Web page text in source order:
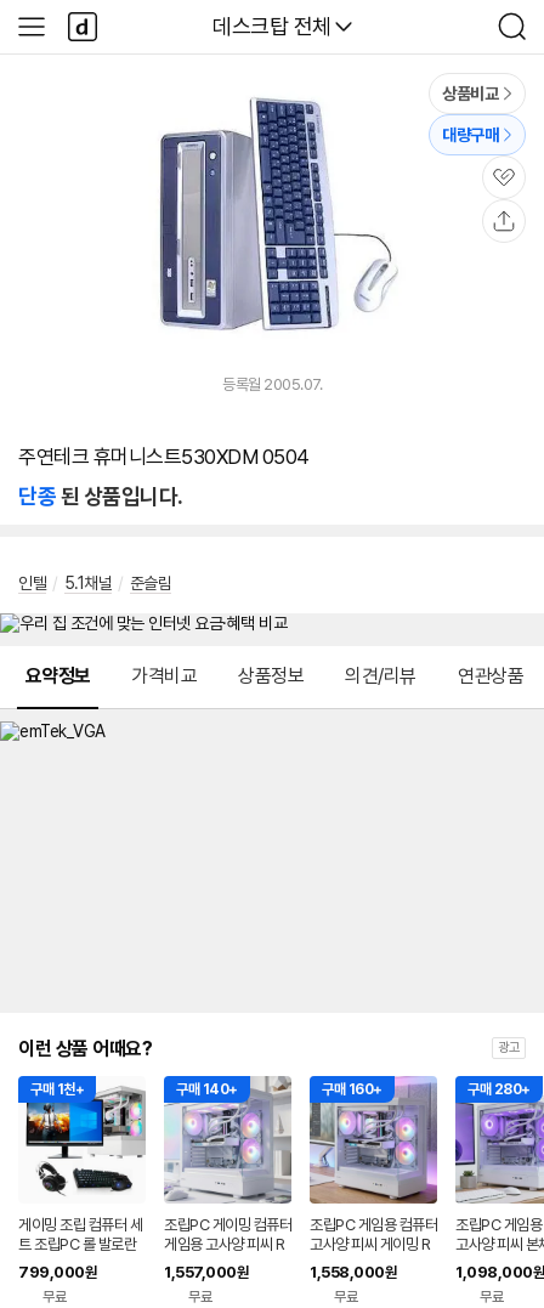
다나와
데스크탑 전체
검
색
사
이
다
나
와
상품비교
대량구매
관
심
등록월 2005.07.
주연테크 휴머니스트530XDM 0504
단종된 상품입니다.
인텔 / 5.1채널 / 준슬림
요약정보 가격비교 상품정보 의견/리뷰 연관상품
이런 상품 어때요? 광고
구매 1천+
게이밍 조립 컴퓨터 세
트 조립PC 롤 발로란
트 오버워치 배그 바른
컴퓨터 본체 풀세트F1
799,000원
무료
구매 140+
조립PC 게이밍 컴퓨터
게임용 고사양 피씨 R
TX5060 아이온2 견
적 조립컴 본체 00
1,557,000원
무료
구매 160+
조립PC 게임용 컴퓨터
고사양 피씨 게이밍 R
TX5060TI 데스크탑
견적 조립컴 본체 04
1,558,000원
무료
구매 280+
조립PC 게임
고사양 피씨 본
밍 아이온2 견
컴 본체 02
1,098,000원
무료